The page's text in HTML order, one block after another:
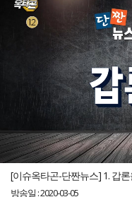
[이슈옥타곤-단짠뉴스] 1. 갑론
방송일 : 2020-03-05